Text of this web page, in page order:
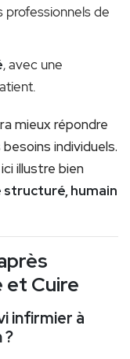
de
, avec une
mieux répondre
individuels.
illustre bien
structuré, humain
et Cuire
infirmier à
?